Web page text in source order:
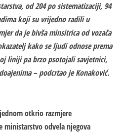
od 204 po sistematizaciji, 94
koji su vrijedno radili u
da je bivša minsitrica od vozača
kako se ljudi odnose prema
liniji pa brzo psotojali savjetnici,
– podcrtao je Konaković.
otkrio razmjere
ministarstvo odvela njegova